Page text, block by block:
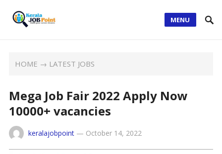
MENU
HOME → LATEST JOBS
Mega Job Fair 2022 Apply Now
10000+ vacancies
keralajobpoint— October 14, 2022